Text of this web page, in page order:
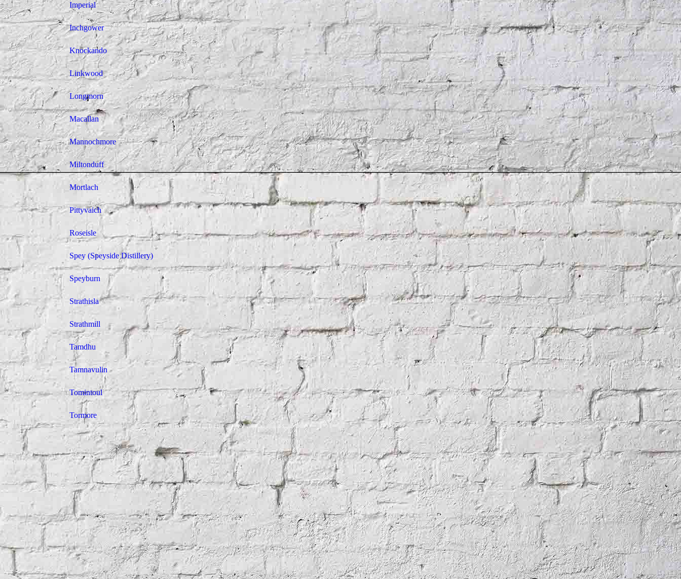
Imperial
Inchgower
Knockando
Linkwood
Longmorn
Macallan
Mannochmore
Miltonduff
Mortlach
Pittyvaich
Roseisle
Spey (Speyside Distillery)
Speyburn
Strathisla
Strathmill
Tamdhu
Tamnavulin
Tomintoul
Tormore